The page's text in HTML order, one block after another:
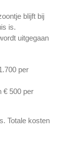
blijft bij
is.
uitgegaan
per
€ 500 per
Totale kosten